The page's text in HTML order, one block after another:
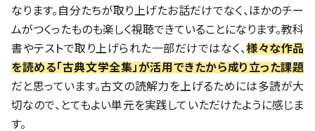
なります。自分たちが取り上げたお話だけでなく、ほかのチー
ムがつくったものも楽しく視聴できていることになります。教科
書やテストで取り上げられた一部だけではなく、様々な作品
を読める「古典文学全集」が活用できたから成り立った課題
だと思っています。古文の読解力を上げるためには多読が大
切なので、とてもよい単元を実践していただけたように感じま
す。